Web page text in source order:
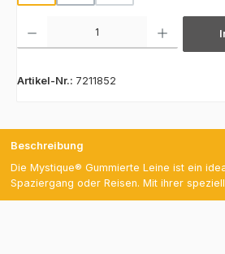
Artikel-Nr.: 7211852
Beschreibung
Die Mystique® Gummierte Leine ist ein
Spaziergang oder Reisen. Mit ihrer